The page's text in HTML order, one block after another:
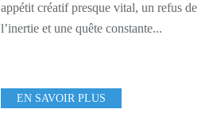
appétit créatif presque vital, un refus de
l’inertie et une quête constante...
EN SAVOIR PLUS